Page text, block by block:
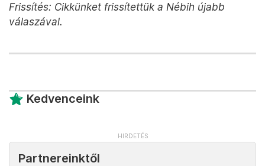
Frissítés: Cikkünket frissítettük a Nébih újabb
válaszával.
Kedvenceink
Partnereinktől